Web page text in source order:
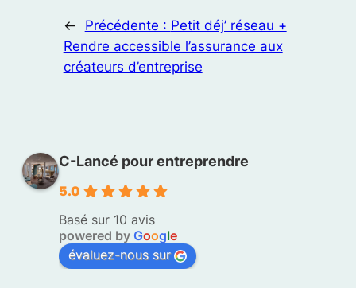
← Précédente : Petit déj’ réseau +
Rendre accessible l’assurance aux
créateurs d’entreprise
C-Lancé pour entreprendre
5.0
Basé sur 10 avis
powered by Google
évaluez-nous sur